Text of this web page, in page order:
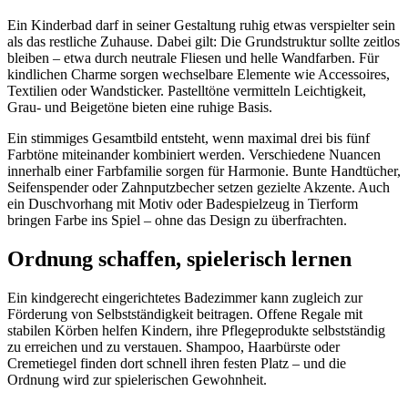
Ein Kinderbad darf in seiner Gestaltung ruhig etwas verspielter sein
als das restliche Zuhause. Dabei gilt: Die Grundstruktur sollte zeitlos
bleiben – etwa durch neutrale Fliesen und helle Wandfarben. Für
kindlichen Charme sorgen wechselbare Elemente wie Accessoires,
Textilien oder Wandsticker. Pastelltöne vermitteln Leichtigkeit,
Grau- und Beigetöne bieten eine ruhige Basis.
Ein stimmiges Gesamtbild entsteht, wenn maximal drei bis fünf
Farbtöne miteinander kombiniert werden. Verschiedene Nuancen
innerhalb einer Farbfamilie sorgen für Harmonie. Bunte Handtücher,
Seifenspender oder Zahnputzbecher setzen gezielte Akzente. Auch
ein Duschvorhang mit Motiv oder Badespielzeug in Tierform
bringen Farbe ins Spiel – ohne das Design zu überfrachten.
Ordnung schaffen, spielerisch lernen
Ein kindgerecht eingerichtetes Badezimmer kann zugleich zur
Förderung von Selbstständigkeit beitragen. Offene Regale mit
stabilen Körben helfen Kindern, ihre Pflegeprodukte selbstständig
zu erreichen und zu verstauen. Shampoo, Haarbürste oder
Cremetiegel finden dort schnell ihren festen Platz – und die
Ordnung wird zur spielerischen Gewohnheit.